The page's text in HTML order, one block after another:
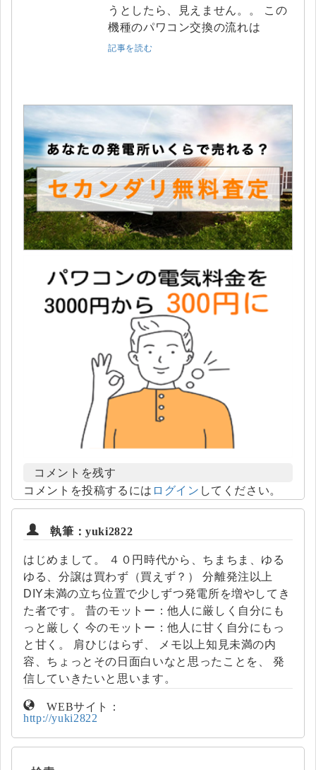
うとしたら、見えません。。 この
機種のパワコン交換の流れは
記事を読む
コメントを残す
コメントを投稿するには ログイン してください。
執筆：yuki2822
はじめまして。 ４０円時代から、ちまちま、ゆる
ゆる、分譲は買わず（買えず？） 分離発注以上
DIY未満の立ち位置で少しずつ発電所を増やしてき
た者です。 昔のモットー：他人に厳しく自分にも
っと厳しく 今のモットー：他人に甘く自分にもっ
と甘く。 肩ひじはらず、 メモ以上知見未満の内
容、ちょっとその日面白いなと思ったことを、 発
信していきたいと思います。
WEBサイト：
http://yuki2822